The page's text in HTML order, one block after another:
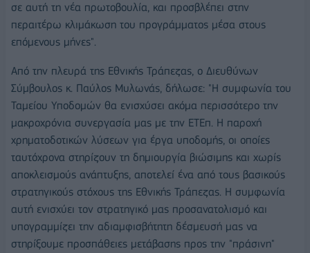
σε αυτή τη νέα πρωτοβουλία, και προσβλέπει στην
περαιτέρω κλιμάκωση του προγράμματος μέσα στους
επόμενους μήνες".
Από την πλευρά της Εθνικής Τράπεζας, ο Διευθύνων
Σύμβουλος κ. Παύλος Μυλωνάς, δήλωσε: "Η συμφωνία του
Ταμείου Υποδομών θα ενισχύσει ακόμα περισσότερο την
μακροχρόνια συνεργασία μας με την ΕΤΕπ. Η παροχή
χρηματοδοτικών λύσεων για έργα υποδομής, οι οποίες
ταυτόχρονα στηρίζουν τη δημιουργία βιώσιμης και χωρίς
αποκλεισμούς ανάπτυξης, αποτελεί ένα από τους βασικούς
στρατηγικούς στόχους της Εθνικής Τράπεζας. Η συμφωνία
αυτή ενισχύει τον στρατηγικό μας προσανατολισμό και
υπογραμμίζει την αδιαμφισβήτητη δέσμευσή μας να
στηρίξουμε προσπάθειες μετάβασης προς την "πράσινη"